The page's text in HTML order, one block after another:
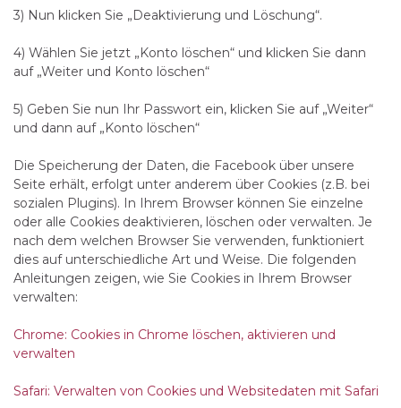
3) Nun klicken Sie „Deaktivierung und Löschung“.
4) Wählen Sie jetzt „Konto löschen“ und klicken Sie dann
auf „Weiter und Konto löschen“
5) Geben Sie nun Ihr Passwort ein, klicken Sie auf „Weiter“
und dann auf „Konto löschen“
Die Speicherung der Daten, die Facebook über unsere
Seite erhält, erfolgt unter anderem über Cookies (z.B. bei
sozialen Plugins). In Ihrem Browser können Sie einzelne
oder alle Cookies deaktivieren, löschen oder verwalten. Je
nach dem welchen Browser Sie verwenden, funktioniert
dies auf unterschiedliche Art und Weise. Die folgenden
Anleitungen zeigen, wie Sie Cookies in Ihrem Browser
verwalten:
Chrome: Cookies in Chrome löschen, aktivieren und
verwalten
Safari: Verwalten von Cookies und Websitedaten mit Safari